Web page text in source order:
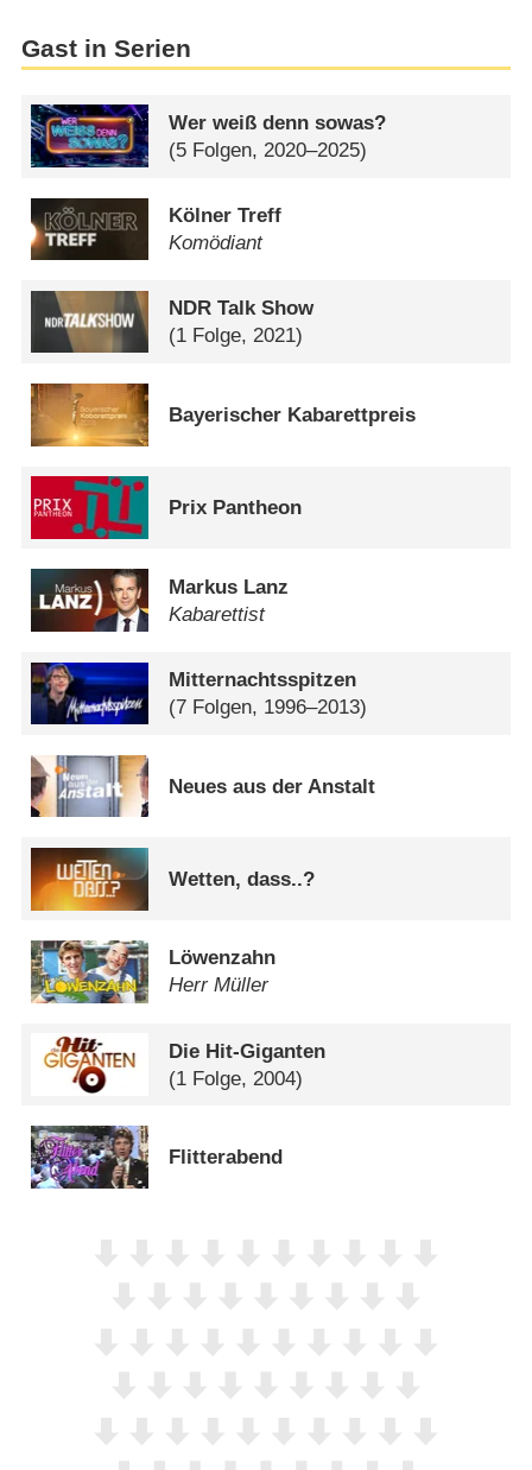
Gast in Serien
Wer weiß denn sowas?
(5 Folgen, 2020–2025)
Kölner Treff
Komödiant
NDR Talk Show
(1 Folge, 2021)
Bayerischer Kabarettpreis
Prix Pantheon
Markus Lanz
Kabarettist
Mitternachtsspitzen
(7 Folgen, 1996–2013)
Neues aus der Anstalt
Wetten, dass..?
Löwenzahn
Herr Müller
Die Hit-Giganten
(1 Folge, 2004)
Flitterabend